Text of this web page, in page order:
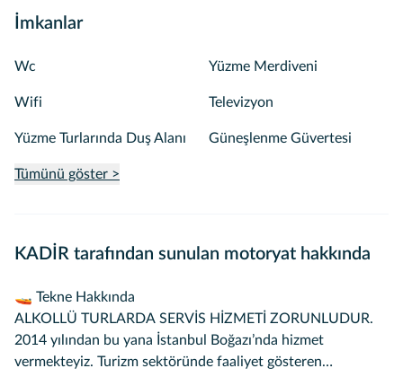
İmkanlar
Wc Yüzme Merdiveni
Wifi Televizyon
Yüzme Turlarında Duş Alanı Güneşlenme Güvertesi
Tümünü göster >
KADİR tarafından sunulan motoryat hakkında
🚤 Tekne Hakkında
ALKOLLÜ TURLARDA SERVİS HİZMETİ ZORUNLUDUR.
2014 yılından bu yana İstanbul Boğazı’nda hizmet
vermekteyiz. Turizm sektöründe faaliyet gösteren